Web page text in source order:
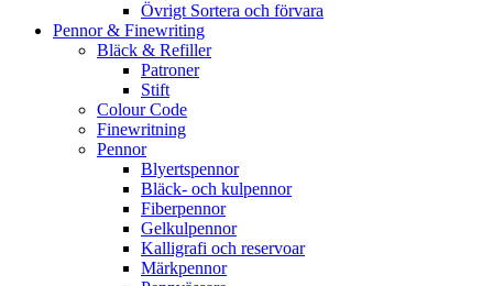
Övrigt Sortera och förvara
Pennor & Finewriting
Bläck & Refiller
Patroner
Stift
Colour Code
Finewritning
Pennor
Blyertspennor
Bläck- och kulpennor
Fiberpennor
Gelkulpennor
Kalligrafi och reservoar
Märkpennor